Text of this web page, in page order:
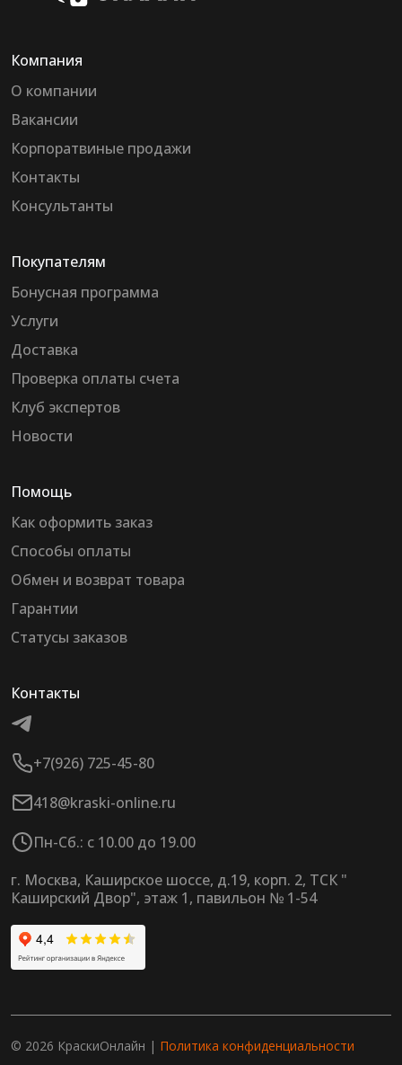
Компания
О компании
Вакансии
Корпоратвиные продажи
Контакты
Консультанты
Покупателям
Бонусная программа
Услуги
Доставка
Проверка оплаты счета
Клуб экспертов
Новости
Помощь
Как оформить заказ
Способы оплаты
Обмен и возврат товара
Гарантии
Статусы заказов
Контакты
+7(926) 725-45-80
418@kraski-online.ru
Пн-Сб.: с 10.00 до 19.00
г. Москва, Каширское шоссе, д.19, корп. 2, ТСК "
Каширский Двор", этаж 1, павильон № 1-54
© 2026 КраскиОнлайн | Политика конфиденциальности